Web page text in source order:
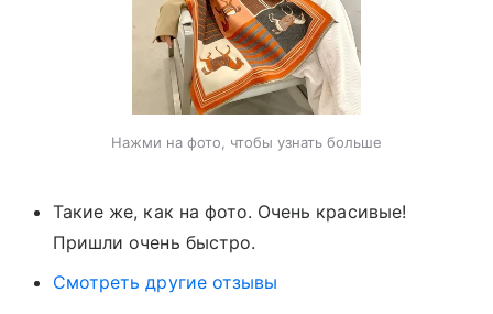
Нажми на фото, чтобы узнать больше
Такие же, как на фото. Очень красивые!
Пришли очень быстро.
Смотреть другие отзывы